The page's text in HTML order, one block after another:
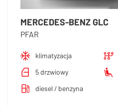
MERCEDES-BENZ GLC
PFAR
klimatyzacja
5 drzwiowy
diesel / benzyna